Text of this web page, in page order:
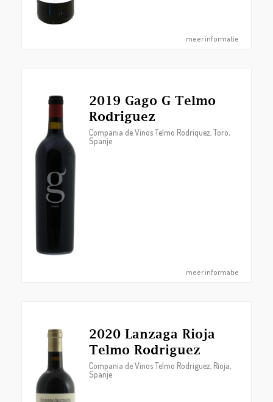
meer informatie
2019 Gago G Telmo
Rodriguez
Compania de Vinos Telmo Rodriquez, Toro,
Spanje
meer informatie
2020 Lanzaga Rioja
Telmo Rodriguez
Compania de Vinos Telmo Rodriguez, Rioja,
Spanje